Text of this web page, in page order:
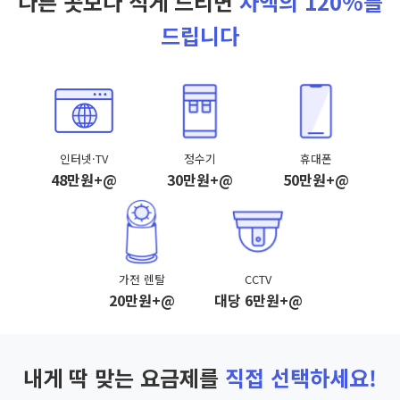
드립니다
인터넷·TV
48만원+@
정수기
30만원+@
휴대폰
50만원+@
가전 렌탈
20만원+@
CCTV
대당 6만원+@
내게 딱 맞는 요금제를 직접 선택하세요!